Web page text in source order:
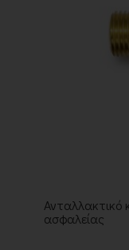
Ανταλλακτικό
ασφαλείας